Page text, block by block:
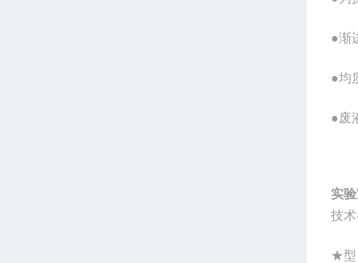
●渐
●均
●废
实
技
★型